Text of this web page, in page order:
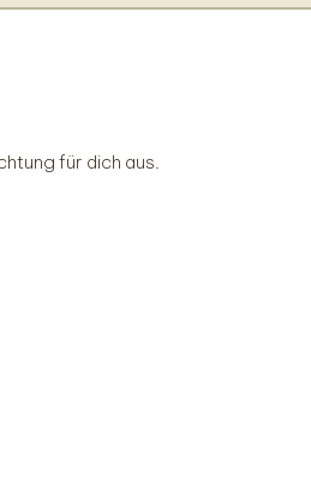
für dich aus.